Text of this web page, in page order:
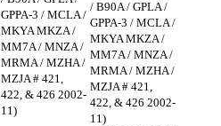
GPPA-3 / MCLA /
MKYA MKZA /
MM7A / MNZA /
MRMA / MZHA /
MZJA # 421,
422, & 426 2002-
11)
/ B90A / GPLA /
GPPA-3 / MCLA /
MKYA MKZA /
MM7A / MNZA /
MRMA / MZHA /
MZJA # 421,
422, & 426 2002-
11)